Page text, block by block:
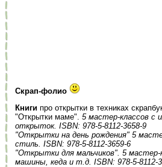
Скрап-фолио
Книги про открытки в техниках
"Открытки маме". 5 мастер-классов с
открыток. ISBN: 978-5-8112-3658-9
"Открытки на день рождения" 5
стиль. ISBN: 978-5-8112-3659-6
"Открытки для мальчиков". 5 мастер-
машины, кеда и т.д. ISBN: 978-5-8112-